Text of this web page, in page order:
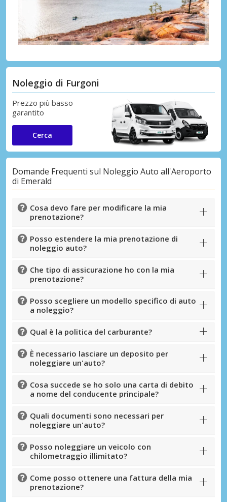
Noleggio di Furgoni
Prezzo più basso
garantito
Cerca
Domande Frequenti sul Noleggio Auto all'Aeroporto
di Emerald
Cosa devo fare per modificare la mia
prenotazione?
Posso estendere la mia prenotazione di
noleggio auto?
Che tipo di assicurazione ho con la mia
prenotazione?
Posso scegliere un modello specifico di auto
a noleggio?
Qual è la politica del carburante?
È necessario lasciare un deposito per
noleggiare un'auto?
Cosa succede se ho solo una carta di debito
a nome del conducente principale?
Quali documenti sono necessari per
noleggiare un'auto?
Posso noleggiare un veicolo con
chilometraggio illimitato?
Come posso ottenere una fattura della mia
prenotazione?